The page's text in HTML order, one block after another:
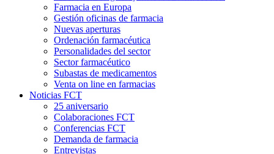
Farmacia en Europa
Gestión oficinas de farmacia
Nuevas aperturas
Ordenación farmacéutica
Personalidades del sector
Sector farmacéutico
Subastas de medicamentos
Venta on line en farmacias
Noticias FCT
25 aniversario
Colaboraciones FCT
Conferencias FCT
Demanda de farmacia
Entrevistas